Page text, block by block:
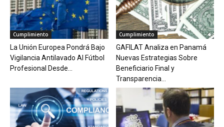
Cumplimiento
La Unión Europea Pondrá Bajo
Vigilancia Antilavado Al Fútbol
Profesional Desde...
Cumplimiento
GAFILAT Analiza en Panamá
Nuevas Estrategias Sobre
Beneficiario Final y
Transparencia...